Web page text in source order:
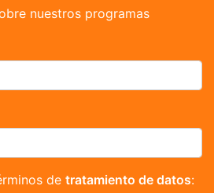
nuestros programas
de tratamiento de datos: